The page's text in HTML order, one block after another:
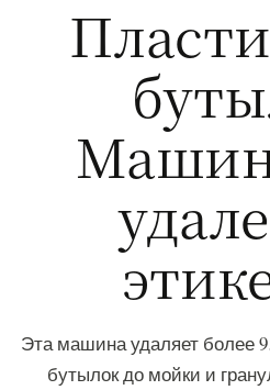
Эта машина удаляет более
бутылок до мойки и